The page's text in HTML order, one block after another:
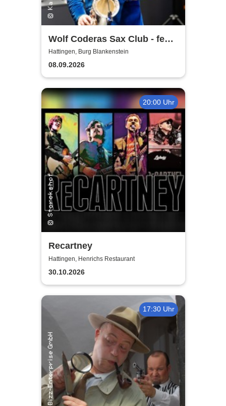
Wolf Coderas Sax Club - feat.
DJ macami
Hattingen, Burg Blankenstein
08.09.2026
20:00 Uhr
Recartney
Hattingen, Henrichs Restaurant
30.10.2026
17:30 Uhr